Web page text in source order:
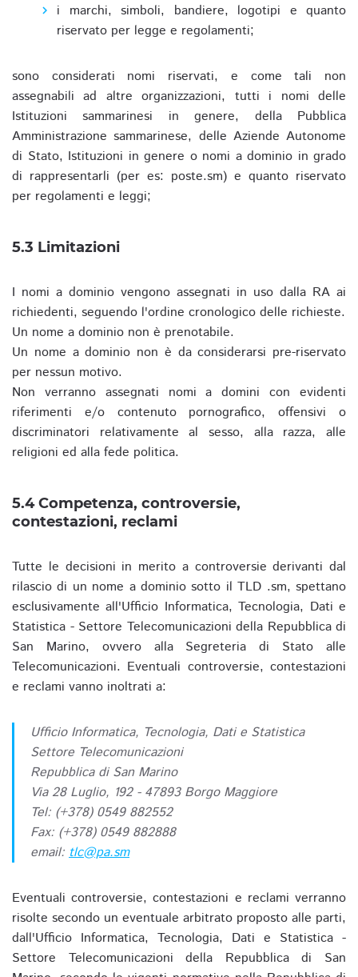
i marchi, simboli, bandiere, logotipi e quanto
riservato per legge e regolamenti;
sono considerati nomi riservati, e come tali non
assegnabili ad altre organizzazioni, tutti i nomi delle
Istituzioni sammarinesi in genere, della Pubblica
Amministrazione sammarinese, delle Aziende Autonome
di Stato, Istituzioni in genere o nomi a dominio in grado
di rappresentarli (per es: poste.sm) e quanto riservato
per regolamenti e leggi;
5.3 Limitazioni
I nomi a dominio vengono assegnati in uso dalla RA ai
richiedenti, seguendo l'ordine cronologico delle richieste.
Un nome a dominio non è prenotabile.
Un nome a dominio non è da considerarsi pre-riservato
per nessun motivo.
Non verranno assegnati nomi a domini con evidenti
riferimenti e/o contenuto pornografico, offensivi o
discriminatori relativamente al sesso, alla razza, alle
religioni ed alla fede politica.
5.4 Competenza, controversie,
contestazioni, reclami
Tutte le decisioni in merito a controversie derivanti dal
rilascio di un nome a dominio sotto il TLD .sm, spettano
esclusivamente all'Ufficio Informatica, Tecnologia, Dati e
Statistica - Settore Telecomunicazioni della Repubblica di
San Marino, ovvero alla Segreteria di Stato alle
Telecomunicazioni. Eventuali controversie, contestazioni
e reclami vanno inoltrati a:
Ufficio Informatica, Tecnologia, Dati e Statistica
Settore Telecomunicazioni
Repubblica di San Marino
Via 28 Luglio, 192 - 47893 Borgo Maggiore
Tel: (+378) 0549 882552
Fax: (+378) 0549 882888
email: tlc@pa.sm
Eventuali controversie, contestazioni e reclami verranno
risolte secondo un eventuale arbitrato proposto alle parti,
dall'Ufficio Informatica, Tecnologia, Dati e Statistica -
Settore Telecomunicazioni della Repubblica di San